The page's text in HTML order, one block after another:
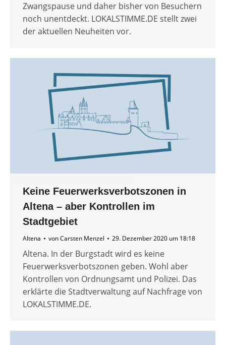
Zwangspause und daher bisher von Besuchern
noch unentdeckt. LOKALSTIMME.DE stellt zwei
der aktuellen Neuheiten vor.
Keine Feuerwerksverbotszonen in
Altena – aber Kontrollen im
Stadtgebiet
Altena vonCarsten Menzel 29. Dezember 2020 um 18:18
Altena. In der Burgstadt wird es keine
Feuerwerksverbotszonen geben. Wohl aber
Kontrollen von Ordnungsamt und Polizei. Das
erklärte die Stadtverwaltung auf Nachfrage von
LOKALSTIMME.DE.